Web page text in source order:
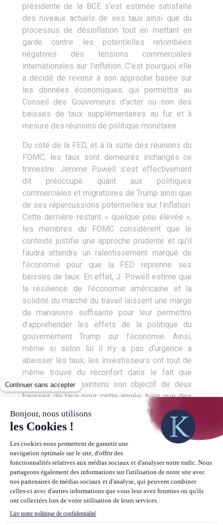
présidente de la BCE s’est estimée satisfaite
des niveaux actuels de ses taux ainsi que du
processus de désinflation tout en mettant en
garde contre les potentielles retombées
négatives des tensions commerciales
internationales sur l’inflation. C’est pourquoi elle
a décidé de revenir à son approche basée sur
les données économiques, qui permettra au
Conseil des Gouverneurs d’acter ou non des
baisses de taux supplémentaires au fur et à
mesure des réunions de politique monétaire.
Du côté de la FED, et à la suite des réunions du
FOMC, les taux sont demeurés inchangés ce
trimestre. Jerome Powell s’est effectivement
dit préoccupé quant aux politiques
commerciales et migratoires de Trump ainsi que
de ses répercussions potentielles sur l’inflation.
Cette dernière restant « quelque peu élevée »,
les membres du FOMC considèrent que le
contexte justifie une approche prudente et qu’il
faudra attendre un ralentissement marqué de
l’économie pour que la FED reprenne ses
baisses de taux. En effet, J. Powell estime que
la résilience de l’économie américaine et la
solidité du marché du travail laissent une marge
de manœuvre suffisante pour leur permettre
d’appréhender les effets de la politique du
gouvernement Trump sur l’économie. Ainsi,
même si selon lui il n’y a pas d’urgence a
abaisser les taux, les investisseurs ont tout de
même trouvé du réconfort dans le fait que
l’institution ait maintenu son objectif de deux
baisses de taux pour cette année, bien que des
divergences de stratégies apparaissent entre
les membres du FOMC.
Le facteur géopolitique toujours
central
Vous l’aurez ainsi constaté, la sphère
géopolitique et politique joue toujours un rôle
prépondérant sur l’économie, que ce soit via les
l’activité, la perception des ménages, des